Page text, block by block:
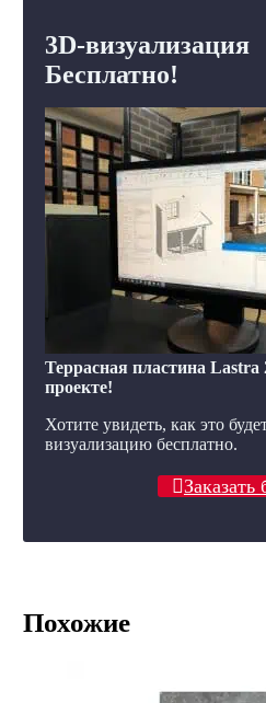
3D-визуализация
Бесплатно!
Террасная пластина
проекте!
Хотите увидеть, как это
визуализацию бесплатно.
Заказать
Похожие